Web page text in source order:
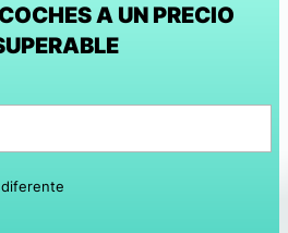
A UN PRECIO